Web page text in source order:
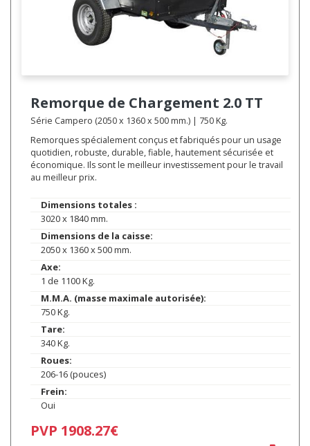
Remorque de Chargement 2.0 TT
Série Campero (2050 x 1360 x 500 mm.) | 750 Kg.
Remorques spécialement conçus et fabriqués pour un usage
quotidien, robuste, durable, fiable, hautement sécurisée et
économique. Ils sont le meilleur investissement pour le travail
au meilleur prix.
Dimensions totales :
3020 x 1840 mm.
Dimensions de la caisse:
2050 x 1360 x 500 mm.
Axe:
1 de 1100 Kg.
M.M.A. (masse maximale autorisée):
750 Kg.
Tare:
340 Kg.
Roues:
206-16 (pouces)
Frein:
Oui
PVP 1908.27€